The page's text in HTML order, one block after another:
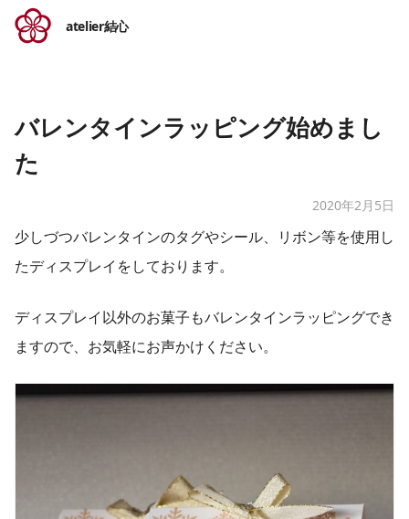
atelier結心
バレンタインラッピング始めまし
た
2020年2月5日
少しづつバレンタインのタグやシール、リボン等​を使用し
たディスプレイをしております。
ディスプレイ以外のお菓子もバレンタインラッピングでき
ますので、お気軽にお声かけください。